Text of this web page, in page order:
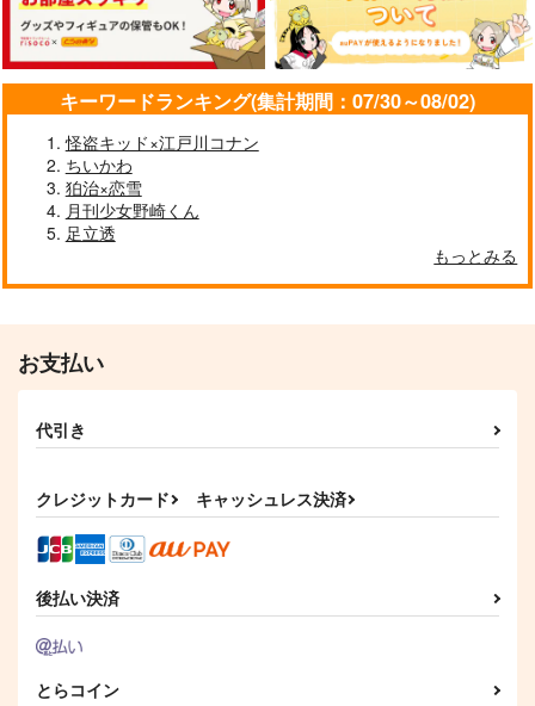
キーワードランキング(集計期間：07/30～08/02)
怪盗キッド×江戸川コナン
ちいかわ
狛治×恋雪
月刊少女野崎くん
足立透
もっとみる
お支払い
代引き
クレジットカード キャッシュレス決済
後払い決済
とらコイン